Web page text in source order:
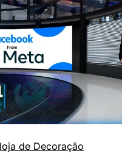
de Decoração